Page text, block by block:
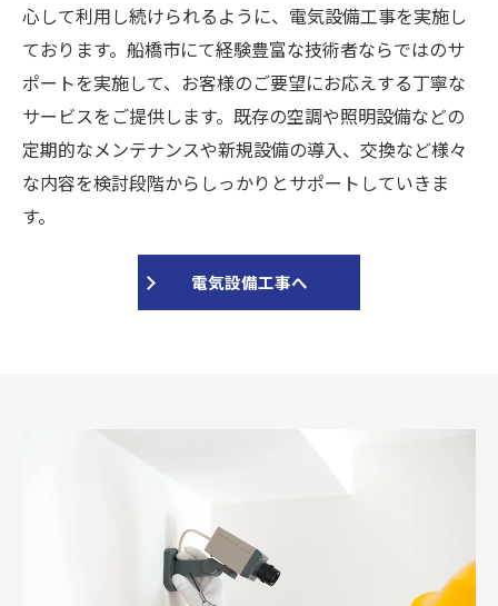
心して利用し続けられるように、電気設備工事を実施し
ております。船橋市にて経験豊富な技術者ならではのサ
ポートを実施して、お客様のご要望にお応えする丁寧な
サービスをご提供します。既存の空調や照明設備などの
定期的なメンテナンスや新規設備の導入、交換など様々
な内容を検討段階からしっかりとサポートしていきま
す。
電気設備工事へ